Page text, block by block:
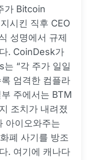
가 Bitcoin
시킨 직후 CEO
성명에서 규제
. CoinDesk가
“각 주가 일일
엄격한 컴플라
주에서는 BTM
조치가 내려졌
아이오와주는
폐 사기를 방조
. 여기에 캐나다